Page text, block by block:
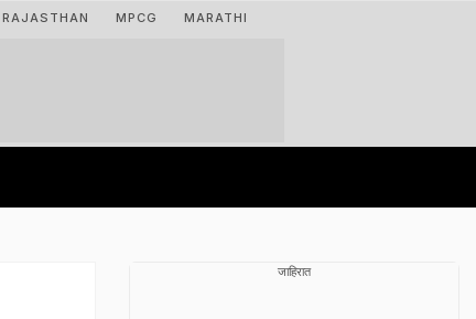
RAJASTHAN MPCG MARATHI
जाहिरात